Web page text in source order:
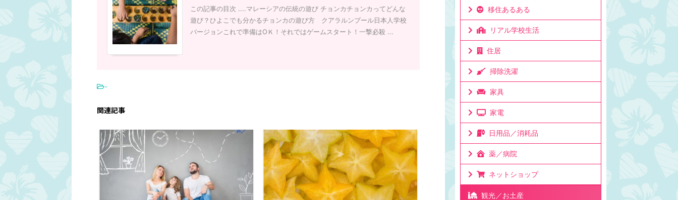
この記事の目次 ....マレーシアの伝統の遊び チョンカチョンカってどんな
遊び？ひよこでも分かるチョンカの遊び方 クアラルンプール日本人学校
バージョンこれで準備はОＫ！それではゲームスタート！一撃必殺 ...
-
関連記事
移住あるある
リアル学校生活
住居
掃除洗濯
家具
家電
日用品／消耗品
薬／病院
ネットショップ
観光／お土産